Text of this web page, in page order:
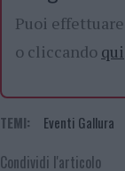
Puoi
o cliccando qui
TEMI: Eventi Gallura
Condividi l'articolo